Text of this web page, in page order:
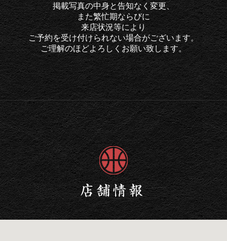
掲載写真の中身と告知なく変更、
また繁忙期ならびに
来店状況等により
ご予約を受け付けられない場合がございます。
ご理解のほどよろしくお願い致します。